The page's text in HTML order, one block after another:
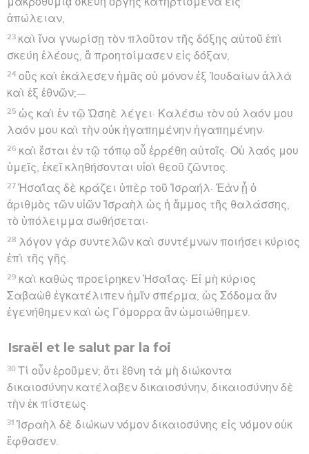
ἀπώλειαν,
23 καὶ ἵνα γνωρίσῃ τὸν πλοῦτον τῆς δόξης αὐτοῦ ἐπὶ
σκεύη ἐλέους, ἃ προητοίμασεν εἰς δόξαν,
24 οὓς καὶ ἐκάλεσεν ἡμᾶς οὐ μόνον ἐξ Ἰουδαίων ἀλλὰ
καὶ ἐξ ἐθνῶν;—
25 ὡς καὶ ἐν τῷ Ὡσηὲ λέγει· Καλέσω τὸν οὐ λαόν μου
λαόν μου καὶ τὴν οὐκ ἠγαπημένην ἠγαπημένην·
26 καὶ ἔσται ἐν τῷ τόπῳ οὗ ἐρρέθη αὐτοῖς· Οὐ λαός μου
ὑμεῖς, ἐκεῖ κληθήσονται υἱοὶ θεοῦ ζῶντος.
27 Ἠσαΐας δὲ κράζει ὑπὲρ τοῦ Ἰσραήλ· Ἐὰν ᾖ ὁ
ἀριθμὸς τῶν υἱῶν Ἰσραὴλ ὡς ἡ ἄμμος τῆς θαλάσσης,
τὸ ὑπόλειμμα σωθήσεται·
28 λόγον γὰρ συντελῶν καὶ συντέμνων ποιήσει κύριος
ἐπὶ τῆς γῆς.
29 καὶ καθὼς προείρηκεν Ἠσαΐας· Εἰ μὴ κύριος
Σαβαὼθ ἐγκατέλιπεν ἡμῖν σπέρμα, ὡς Σόδομα ἂν
ἐγενήθημεν καὶ ὡς Γόμορρα ἂν ὡμοιώθημεν.
Israël et le salut par la foi
30 Τί οὖν ἐροῦμεν; ὅτι ἔθνη τὰ μὴ διώκοντα
δικαιοσύνην κατέλαβεν δικαιοσύνην, δικαιοσύνην δὲ
τὴν ἐκ πίστεως·
31 Ἰσραὴλ δὲ διώκων νόμον δικαιοσύνης εἰς νόμον οὐκ
ἔφθασεν.